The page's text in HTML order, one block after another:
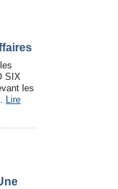
SIX
les
Lire